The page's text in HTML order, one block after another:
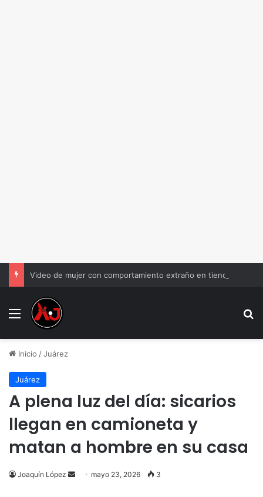
Menu
Inicio /Juárez
Juárez
A plena luz del día: sicarios
llegan en camioneta y
matan a hombre en su casa
Joaquín López
Send mayo 23, 2026 3